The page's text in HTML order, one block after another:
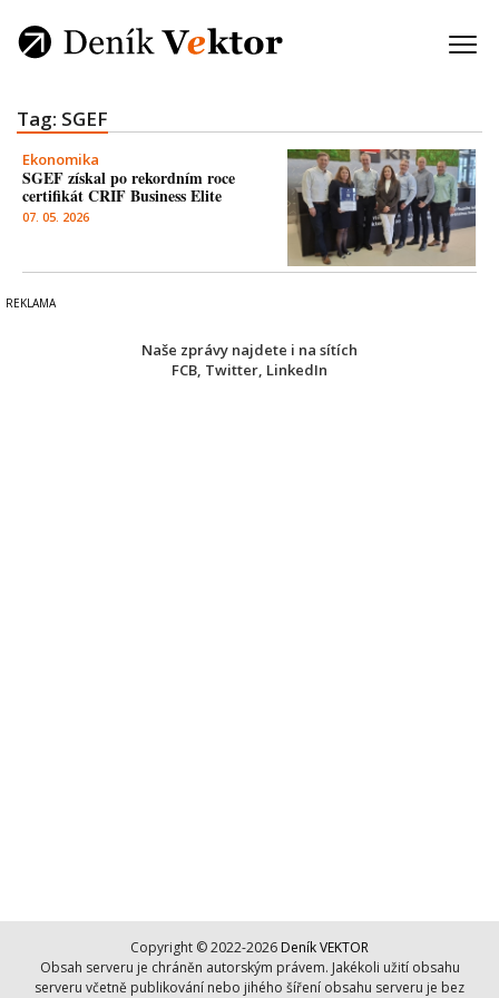
Tag: SGEF
Ekonomika
SGEF získal po rekordním roce
certifikát CRIF Business Elite
07. 05. 2026
Naše zprávy najdete i na sítích
FCB, Twitter, LinkedIn
Copyright © 2022-2026 Deník VEKTOR
Obsah serveru je chráněn autorským právem. Jakékoli užití obsahu
serveru včetně publikování nebo jihého šíření obsahu serveru je bez